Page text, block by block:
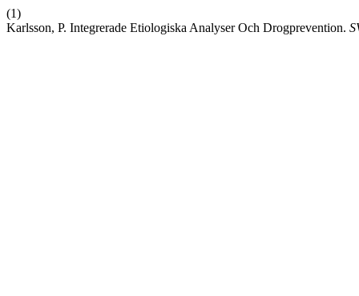
(1)
Karlsson, P. Integrerade Etiologiska Analyser Och Drogprevention.